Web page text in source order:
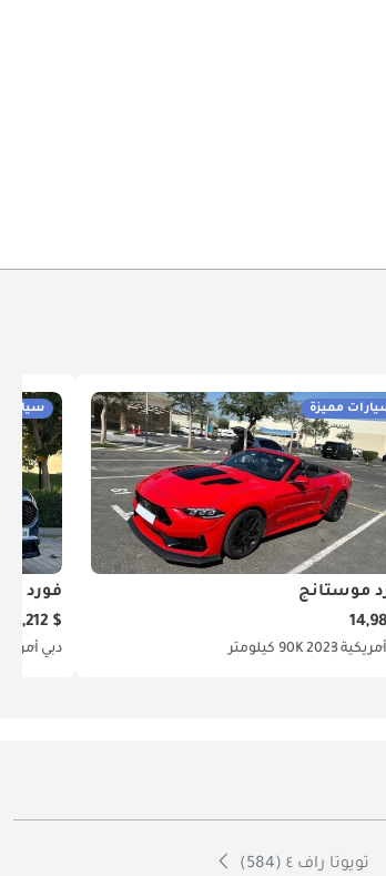
مميزة
موستانج
أمريكية202390K كيلومتر
فورد
$ 16,212
دبي
تويوتا راف ٤ (584)